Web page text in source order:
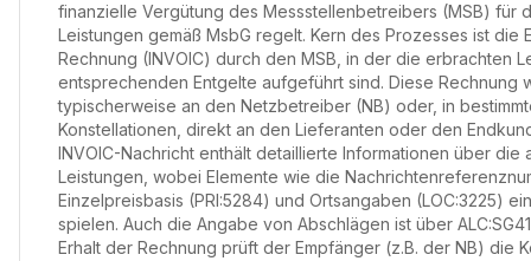
finanzielle Vergütung des Messstellenbetreibers (MSB) für
Leistungen gemäß MsbG regelt. Kern des Prozesses ist die
Rechnung (INVOIC) durch den MSB, in der die erbrachten
entsprechenden Entgelte aufgeführt sind. Diese Rechnung
typischerweise an den Netzbetreiber (NB) oder, in
Konstellationen, direkt an den Lieferanten oder den
INVOIC-Nachricht enthält detaillierte Informationen über die
Leistungen, wobei Elemente wie die
Einzelpreisbasis (PRI:5284) und Ortsangaben (LOC:3225)
spielen. Auch die Angabe von Abschlägen ist über
Erhalt der Rechnung prüft der Empfänger (z.B. der NB) die